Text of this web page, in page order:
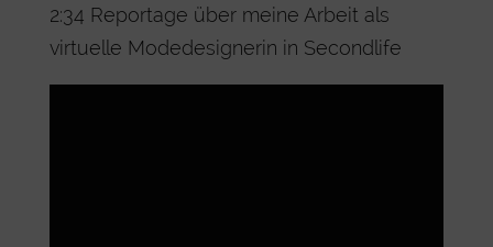
2:34 Reportage über meine Arbeit als
virtuelle Modedesignerin in Secondlife